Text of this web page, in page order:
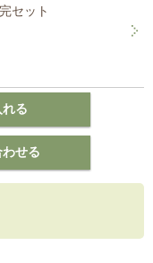
セット